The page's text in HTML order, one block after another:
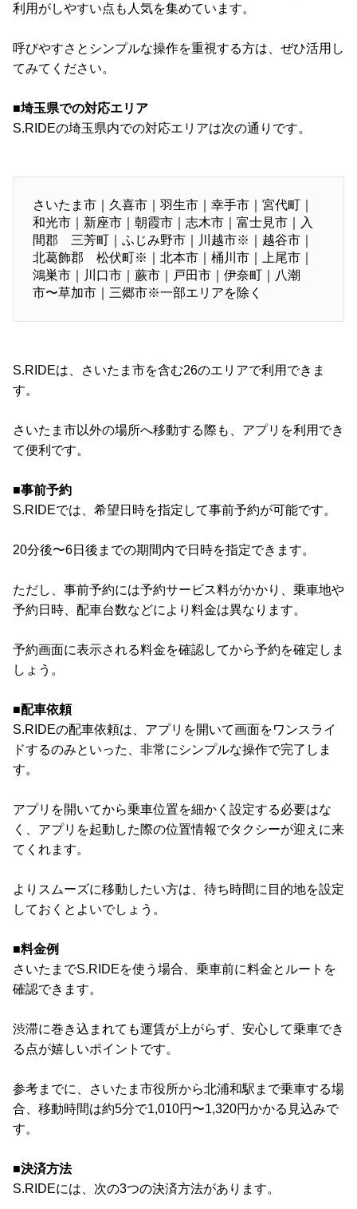
利用がしやすい点も人気を集めています。
呼びやすさとシンプルな操作を重視する方は、ぜひ活用し
てみてください。
■埼玉県での対応エリア
S.RIDEの埼玉県内での対応エリアは次の通りです。
さいたま市｜久喜市｜羽生市｜幸手市｜宮代町｜
和光市｜新座市｜朝霞市｜志木市｜富士見市｜入
間郡 三芳町｜ふじみ野市｜川越市※｜越谷市｜
北葛飾郡 松伏町※｜北本市｜桶川市｜上尾市｜
鴻巣市｜川口市｜蕨市｜戸田市｜伊奈町｜八潮
市〜草加市｜三郷市※一部エリアを除く
S.RIDEは、さいたま市を含む26のエリアで利用できま
す。
さいたま市以外の場所へ移動する際も、アプリを利用でき
て便利です。
■事前予約
S.RIDEでは、希望日時を指定して事前予約が可能です。
20分後〜6日後までの期間内で日時を指定できます。
ただし、事前予約には予約サービス料がかかり、乗車地や
予約日時、配車台数などにより料金は異なります。
予約画面に表示される料金を確認してから予約を確定しま
しょう。
■配車依頼
S.RIDEの配車依頼は、アプリを開いて画面をワンスライ
ドするのみといった、非常にシンプルな操作で完了しま
す。
アプリを開いてから乗車位置を細かく設定する必要はな
く、アプリを起動した際の位置情報でタクシーが迎えに来
てくれます。
よりスムーズに移動したい方は、待ち時間に目的地を設定
しておくとよいでしょう。
■料金例
さいたまでS.RIDEを使う場合、乗車前に料金とルートを
確認できます。
渋滞に巻き込まれても運賃が上がらず、安心して乗車でき
る点が嬉しいポイントです。
参考までに、さいたま市役所から北浦和駅まで乗車する場
合、移動時間は約5分で1,010円〜1,320円かかる見込みで
す。
■決済方法
S.RIDEには、次の3つの決済方法があります。